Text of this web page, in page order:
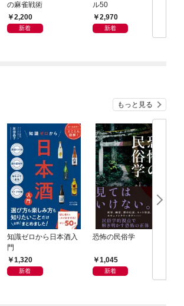
の麻雀戦術
2,200
新着
ル50
2,970
新着
もっと見る
知識ゼロから日本酒入
門
1,320
新着
恐怖の民俗学
1,045
新着